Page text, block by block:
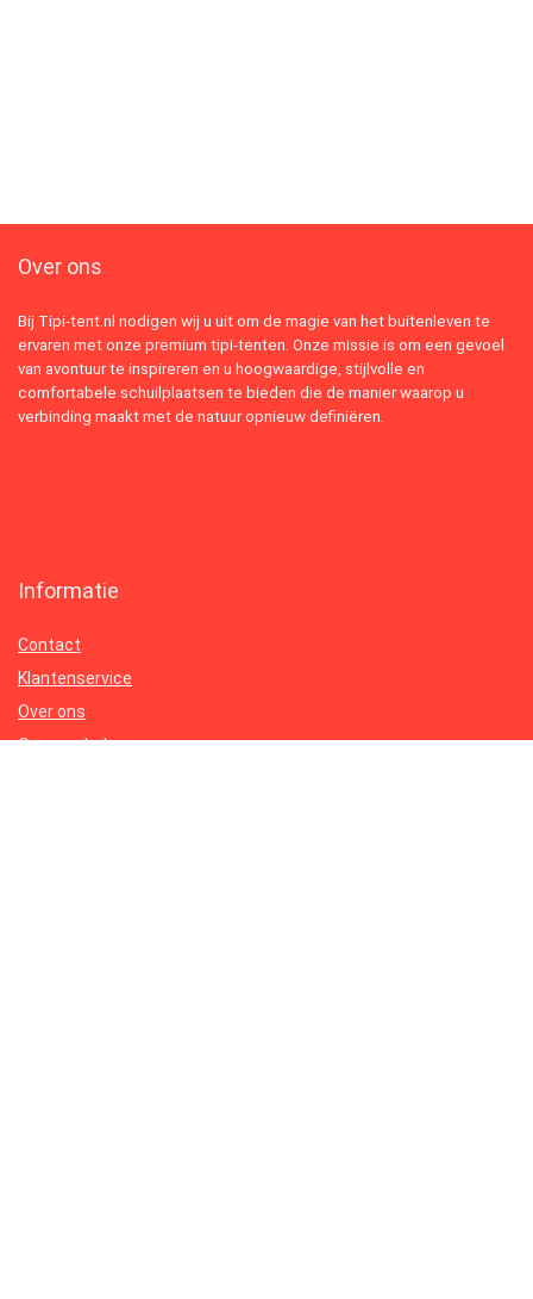
Over ons
Bij Tipi-tent.nl nodigen wij u uit om de magie van het buitenleven te
ervaren met onze premium tipi-tenten. Onze missie is om een gevoel
van avontuur te inspireren en u hoogwaardige, stijlvolle en
comfortabele schuilplaatsen te bieden die de manier waarop u
verbinding maakt met de natuur opnieuw definiëren.
Informatie
Contact
Klantenservice
Over ons
Onze webshops